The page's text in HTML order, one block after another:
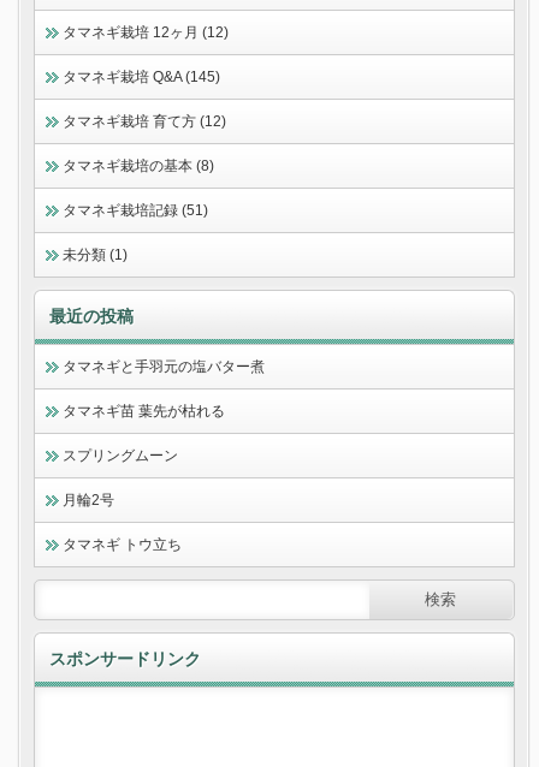
タマネギ栽培 12ヶ月 (12)
タマネギ栽培 Q&A (145)
タマネギ栽培 育て方 (12)
タマネギ栽培の基本 (8)
タマネギ栽培記録 (51)
未分類 (1)
最近の投稿
タマネギと手羽元の塩バター煮
タマネギ苗 葉先が枯れる
スプリングムーン
月輪2号
タマネギ トウ立ち
スポンサードリンク